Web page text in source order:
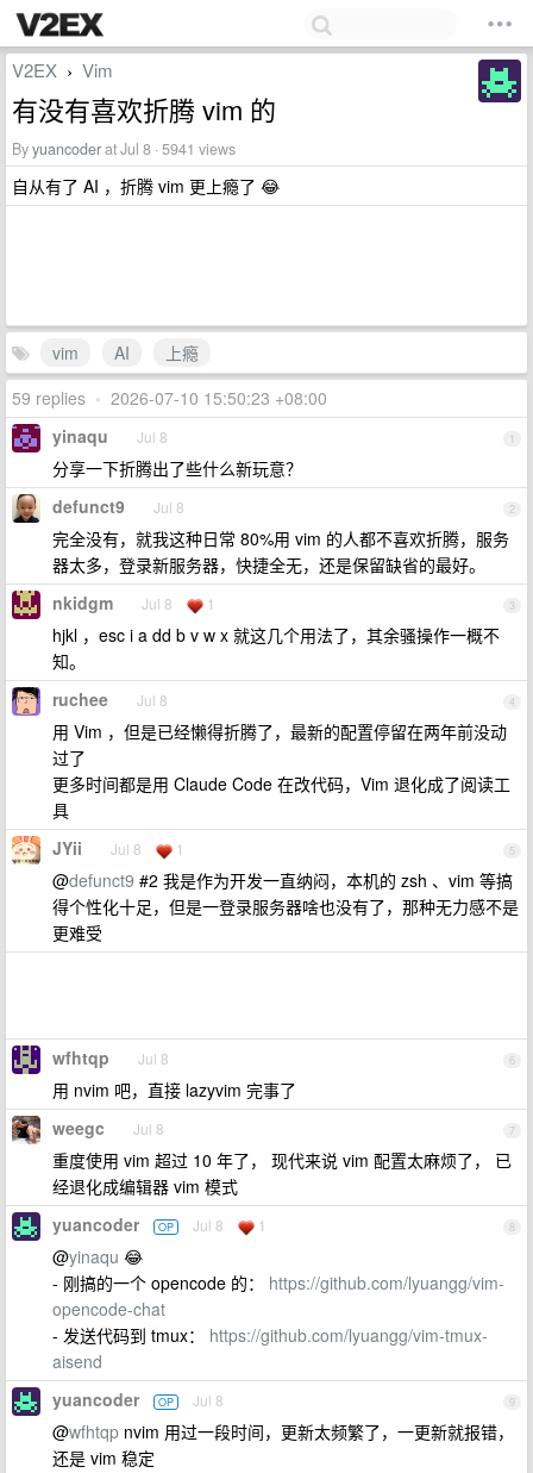
V2EX › Vim
有没有喜欢折腾 vim 的
Byyuancoderat Jul 8 · 5941 views
自从有了 AI ，折腾 vim 更上瘾了 😂
vim AI
上瘾
59 replies • 2026-07-10 15:50:23 +08:00
1
yinaqu Jul 8
分享一下折腾出了些什么新玩意？
2
defunct9 Jul 8
完全没有，就我这种日常 80%用 vim 的人都不喜欢折腾，服务
器太多，登录新服务器，快捷全无，还是保留缺省的最好。
3
nkidgm Jul 8 1
hjkl ，esc i a dd b v w x 就这几个用法了，其余骚操作一概不
知。
4
ruchee Jul 8
用 Vim ，但是已经懒得折腾了，最新的配置停留在两年前没动
过了
更多时间都是用 Claude Code 在改代码，Vim 退化成了阅读工
具
5
JYii Jul 8 1
@defunct9 #2 我是作为开发一直纳闷，本机的 zsh 、vim 等搞
得个性化十足，但是一登录服务器啥也没有了，那种无力感不是
更难受
6
wfhtqp Jul 8
用 nvim 吧，直接 lazyvim 完事了
7
weegc Jul 8
重度使用 vim 超过 10 年了， 现代来说 vim 配置太麻烦了， 已
经退化成编辑器 vim 模式
8
yuancoder OP Jul 8 1
@yinaqu 😂
- 刚搞的一个 opencode 的： https://github.com/lyuangg/vim-
opencode-chat
- 发送代码到 tmux： https://github.com/lyuangg/vim-tmux-
aisend
9
yuancoder OP Jul 8
@wfhtqp nvim 用过一段时间，更新太频繁了，一更新就报错，
还是 vim 稳定